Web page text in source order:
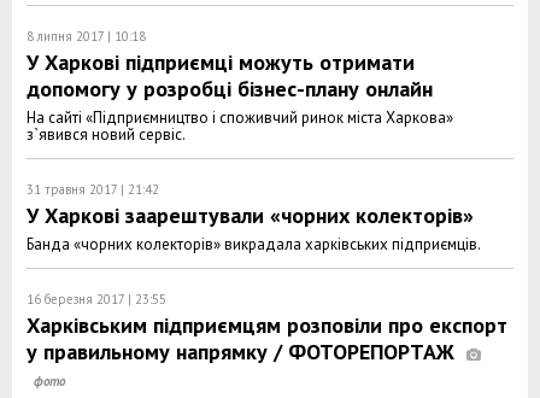
8 липня 2017 | 10:18
У Харкові підприємці можуть отримати
допомогу у розробці бізнес-плану онлайн
На сайті «Підприємництво і споживчий ринок міста Харкова»
з`явився новий сервіс.
31 травня 2017 | 21:42
У Харкові заарештували «чорних колекторів»
Банда «чорних колекторів» викрадала харківських підприємців.
16 березня 2017 | 23:55
Харківським підприємцям розповіли про експорт
у правильному напрямку / ФОТОРЕПОРТАЖ